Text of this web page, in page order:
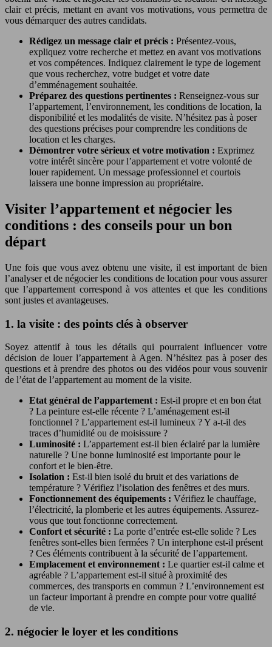
clair et précis, mettant en avant vos motivations, vous permettra de
vous démarquer des autres candidats.
Rédigez un message clair et précis : Présentez-vous,
expliquez votre recherche et mettez en avant vos motivations
et vos compétences. Indiquez clairement le type de logement
que vous recherchez, votre budget et votre date
d’emménagement souhaitée.
Préparez des questions pertinentes : Renseignez-vous sur
l’appartement, l’environnement, les conditions de location, la
disponibilité et les modalités de visite. N’hésitez pas à poser
des questions précises pour comprendre les conditions de
location et les charges.
Démontrer votre sérieux et votre motivation : Exprimez
votre intérêt sincère pour l’appartement et votre volonté de
louer rapidement. Un message professionnel et courtois
laissera une bonne impression au propriétaire.
Visiter l’appartement et négocier les
conditions : des conseils pour un bon
départ
Une fois que vous avez obtenu une visite, il est important de bien
l’analyser et de négocier les conditions de location pour vous assurer
que l’appartement correspond à vos attentes et que les conditions
sont justes et avantageuses.
1. la visite : des points clés à observer
Soyez attentif à tous les détails qui pourraient influencer votre
décision de louer l’appartement à Agen. N’hésitez pas à poser des
questions et à prendre des photos ou des vidéos pour vous souvenir
de l’état de l’appartement au moment de la visite.
Etat général de l’appartement : Est-il propre et en bon état
? La peinture est-elle récente ? L’aménagement est-il
fonctionnel ? L’appartement est-il lumineux ? Y a-t-il des
traces d’humidité ou de moisissure ?
Luminosité : L’appartement est-il bien éclairé par la lumière
naturelle ? Une bonne luminosité est importante pour le
confort et le bien-être.
Isolation : Est-il bien isolé du bruit et des variations de
température ? Vérifiez l’isolation des fenêtres et des murs.
Fonctionnement des équipements : Vérifiez le chauffage,
l’électricité, la plomberie et les autres équipements. Assurez-
vous que tout fonctionne correctement.
Confort et sécurité : La porte d’entrée est-elle solide ? Les
fenêtres sont-elles bien fermées ? Un interphone est-il présent
? Ces éléments contribuent à la sécurité de l’appartement.
Emplacement et environnement : Le quartier est-il calme et
agréable ? L’appartement est-il situé à proximité des
commerces, des transports en commun ? L’environnement est
un facteur important à prendre en compte pour votre qualité
de vie.
2. négocier le loyer et les conditions